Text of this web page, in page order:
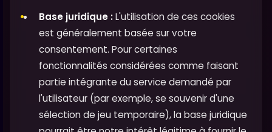
Base juridique :L'utilisation de ces cookies
est généralement basée sur votre
consentement. Pour certaines
fonctionnalités considérées comme faisant
partie intégrante du service demandé par
l'utilisateur (par exemple, se souvenir d'une
sélection de jeu temporaire), la base juridique